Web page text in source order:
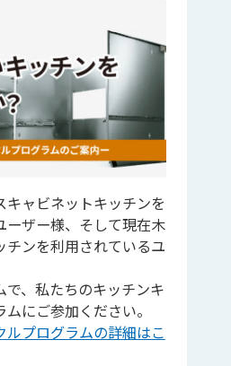
ャビネットキッチンを
ーザー様、そして現在木
ンを利用されているユ
、私たちのキッチンキ
にご参加ください。
プログラムの詳細はこ